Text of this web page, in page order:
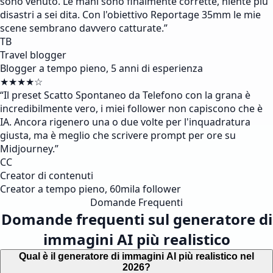
disastri a sei dita. Con l'obiettivo Reportage 35mm le mie
scene sembrano davvero catturate.”
TB
Travel blogger
Blogger a tempo pieno, 5 anni di esperienza
★★★★☆
“Il preset Scatto Spontaneo da Telefono con la grana è
incredibilmente vero, i miei follower non capiscono che è
IA. Ancora rigenero una o due volte per l'inquadratura
giusta, ma è meglio che scrivere prompt per ore su
Midjourney.”
CC
Creator di contenuti
Creator a tempo pieno, 60mila follower
Domande Frequenti
Domande frequenti sul generatore di
immagini AI più realistico
Qual è il generatore di immagini AI più realistico nel
2026?